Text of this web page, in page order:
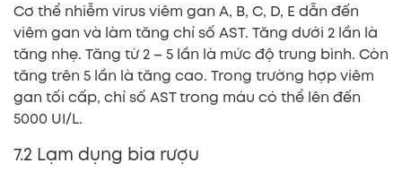
Cơ thể nhiễm virus viêm gan A, B, C, D, E dẫn đến
viêm gan và làm tăng chỉ số AST. Tăng dưới 2 lần là
tăng nhẹ. Tăng từ 2 – 5 lần là mức độ trung bình. Còn
tăng trên 5 lần là tăng cao. Trong trường hợp viêm
gan tối cấp, chỉ số AST trong máu có thể lên đến
5000 UI/L.
7.2 Lạm dụng bia rượu